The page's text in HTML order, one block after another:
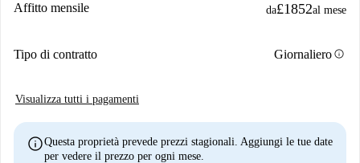
Affitto mensile da£1852al mese
Tipo di contratto Giornalieroinfo
Visualizza tutti i pagamenti
infoQuesta proprietà prevede prezzi stagionali. Aggiungi le tue date
per vedere il prezzo per ogni mese.